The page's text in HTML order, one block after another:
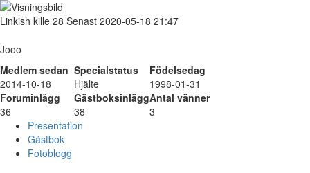
Linkish kille 28 Senast 2020-05-18 21:47
Jooo
Medlem sedan Specialstatus
Födelsedag
2014-10-18
Hjälte
1998-01-31
Foruminlägg
GästboksinläggAntal vänner
36
38
3
Presentation
Gästbok
Fotoblogg